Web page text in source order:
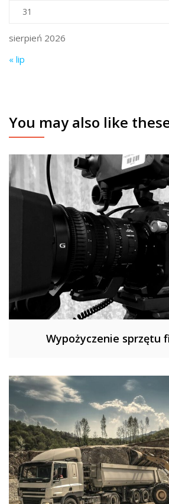
sierpień 2026
31
« lip
You may also like
Wypożyczenie sprzętu